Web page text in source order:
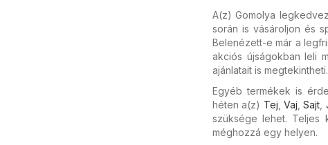
A(z) Gomolya
során is vásároljon és
Belenézett-e már a
akciós újságokban leli
ajánlatait is megtekintheti.
Egyéb termékek is
héten a(z) Tej Vaj ,Sajt
szüksége lehet. Teljes
méghozzá egy helyen.